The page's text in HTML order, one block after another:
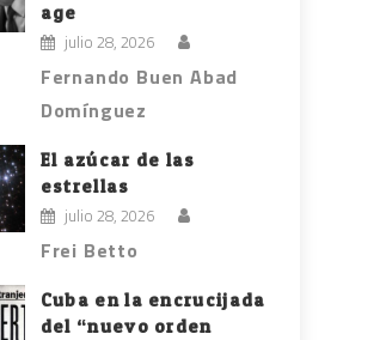
age
julio 28, 2026
Fernando Buen Abad
Domínguez
El azúcar de las
estrellas
julio 28, 2026
Frei Betto
Cuba en la encrucijada
del “nuevo orden